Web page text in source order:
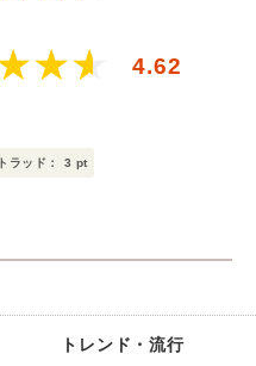
4.62
トラッド： 3 pt
トレンド・流行